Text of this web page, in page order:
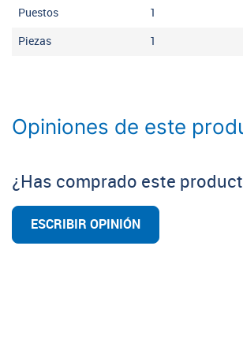
Puestos 1
Piezas 1
Opiniones de este
¿Has comprado este
ESCRIBIR OPINIÓN